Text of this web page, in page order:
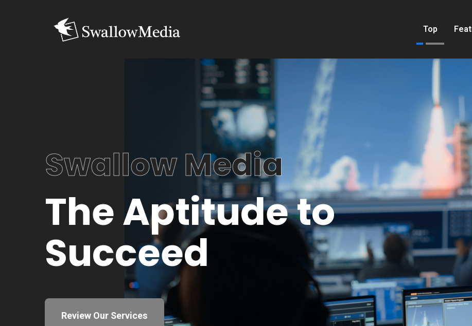
Top
Swallow Media
TheAptitudeto
Succeed
Review Our Services